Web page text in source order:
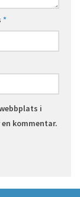
*
i
kommentar.